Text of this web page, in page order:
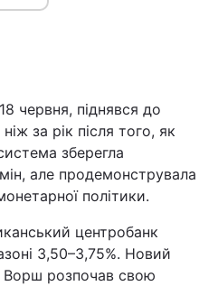
червня, піднявся до
за рік після того, як
зберегла
але продемонструвала
політики.
центробанк
3,50–3,75%. Новий
розпочав свою